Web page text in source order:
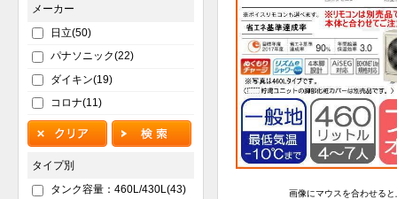
画像にマウスを合わせる
メーカー
日立(50)
パナソニック(22)
ダイキン(19)
コロナ(11)
タイプ別
タンク容量：460L/430L(43)